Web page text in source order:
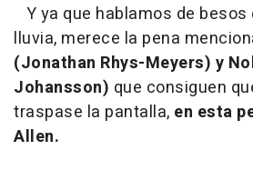
Y ya que hablamos de
lluvia, merece la pena
(Jonathan Rhys-Meyers) y
Johansson) que consiguen
traspase la pantalla, en esta
Allen.